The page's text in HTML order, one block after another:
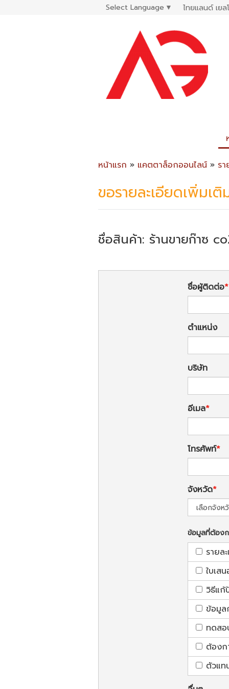
Select Language ▼ ไทยแลนด์ เยล
หน้าแรก » แคตตาล็อกออนไลน์ » ร
ขอรายละเอียดเพิ่มเติ
ชื่อสินค้า: ร้านขายก๊าซ
ชื่อผู้ติดต่อ
ตำแหน่ง
บริษัท
อีเมล
โทรศัพท์
จังหวัด
ข้อมูลที่ต้องก
รายล
ใบเส
วิธีแก้
ข้อมูล
ทดสอ
ต้องก
ตัวแท